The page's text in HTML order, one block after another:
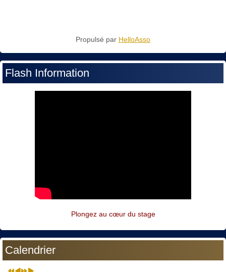
Propulsé par HelloAsso
Flash Information
Plongez au cœur du stage
Calendrier